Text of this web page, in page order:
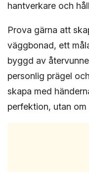
hantverkare och
Prova gärna att
väggbonad, ett
byggd av
personlig prägel
skapa med
perfektion, utan